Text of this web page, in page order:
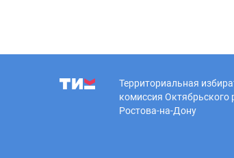
Территориальная
комиссия Октябрьского
Ростова-на-Дону